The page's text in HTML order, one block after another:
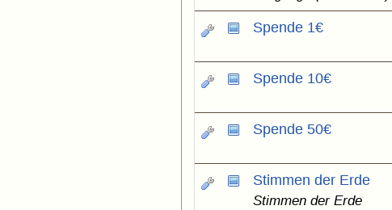
Spende 1€
Spende 10€
Spende 50€
Stimmen der Erde
Stimmen der Erde